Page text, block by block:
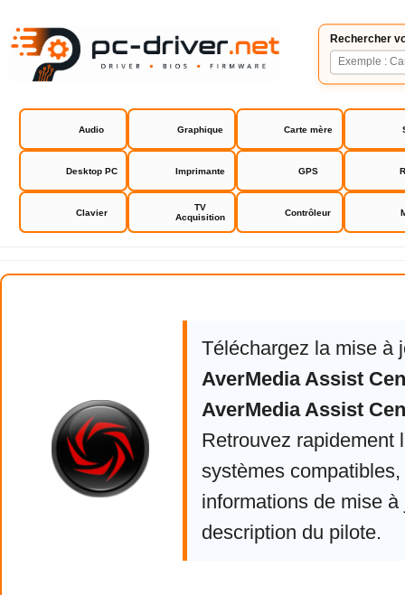
Rechercher
Audio Graphique Carte mère
Desktop PC Imprimante GPS
Clavier
TV
Acquisition
Contrôleur
AverMedia Assist Central
Téléchargez la mise à
AverMedia Assist
AverMedia Assist
Retrouvez rapidement
systèmes compatibles,
informations de mise à
description du pilote.